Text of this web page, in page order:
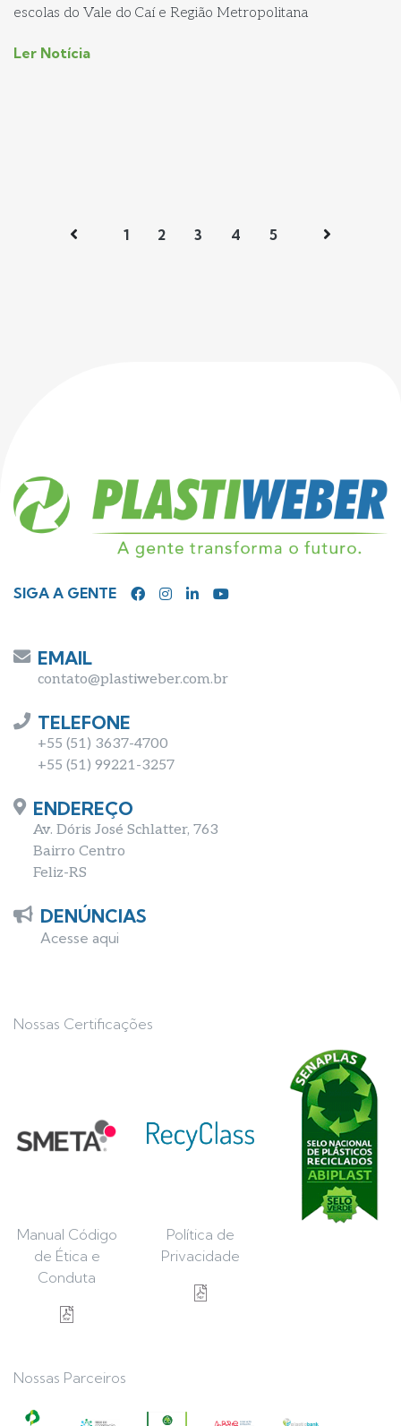
escolas do Vale do Caí e Região Metropolitana
Ler Notícia
1 2 3 4 5
SIGA A GENTE
EMAIL
contato@plastiweber.com.br
TELEFONE
+55 (51) 3637-4700
+55 (51) 99221-3257
ENDEREÇO
Av. Dóris José Schlatter, 763
Bairro Centro
Feliz-RS
DENÚNCIAS
Acesse aqui
Nossas Certificações
Manual Código
de Ética e
Conduta
Política de
Privacidade
Nossas Parceiros